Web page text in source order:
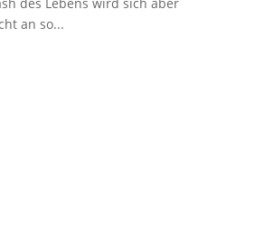
an so...